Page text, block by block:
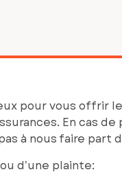
pour vous offrir
En cas de
à nous faire part
d’une plainte: